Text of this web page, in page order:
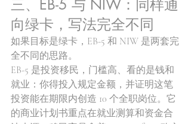
三、EB-5 与 NIW：同样通
向绿卡，写法完全不同
如果目标是绿卡，EB-5 和 NIW 是两套完
全不同的思路。
EB-5 是投资移民，门槛高、看的是钱和
就业：你得投入规定金额，并证明这笔
投资能在期限内创造 10 个全职岗位。它
的商业计划书重点在就业测算和资金合